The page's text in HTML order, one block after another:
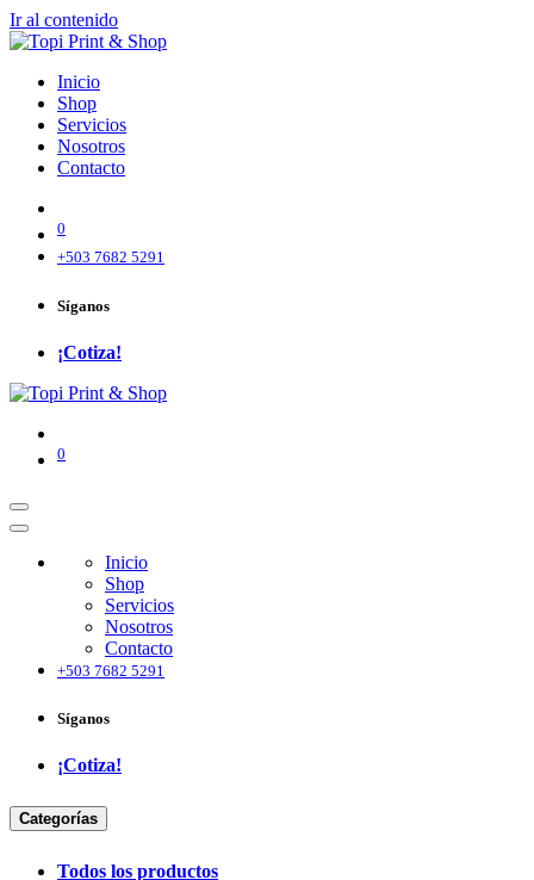
Ir al contenido
Inicio
Shop
Servicios
Nosotros
Contacto
0
+503 7682 5291
Síganos
¡Cotiza!
0
Inicio
Shop
Servicios
Nosotros
Contacto
+503 7682 5291
Síganos
¡Cotiza!
Categorías
Todo​s lo​s ​productos